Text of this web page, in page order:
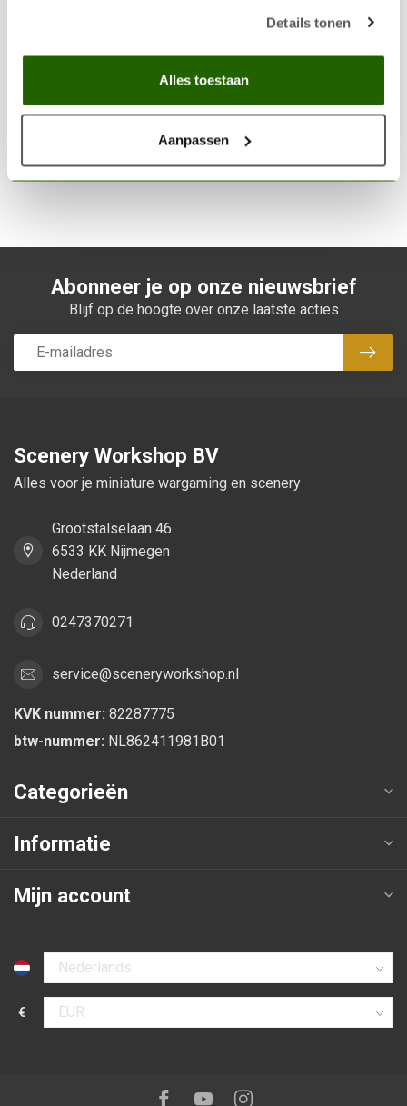
Details tonen
Alles toestaan
Aanpassen
Model Color Amarantha Red - 18ml - 70829
€3,06
Op voorraad
Abonneer je op onze nieuwsbrief
Blijf op de hoogte over onze laatste acties
Scenery Workshop BV
Alles voor je miniature wargaming en scenery
Grootstalselaan 46
6533 KK Nijmegen
Nederland
0247370271
service@sceneryworkshop.nl
KVK nummer: 82287775
btw-nummer: NL862411981B01
Categorieën
Informatie
Mijn account
Selecteer taal
€
Selecteer valuta
Volg ons op:Facebook
YoutubeInstagram